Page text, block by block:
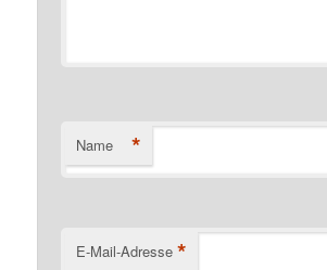
Name *
E-Mail-Adresse *